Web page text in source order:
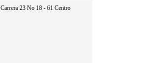
Carrera 23 No 18 - 61 Centro